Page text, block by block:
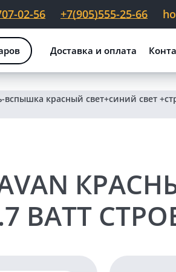
02-56 +7(905)555-25-66
Доставка и оплата
вспышка красный свет+синий свет
ВАТТ